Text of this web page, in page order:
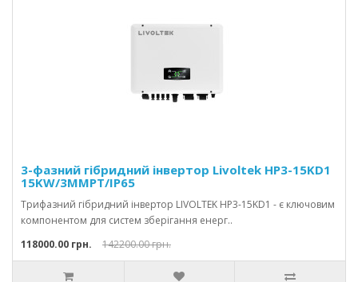
3-фазний гібридний інвертор Livoltek HP3-15KD1
15KW/3MMPT/IP65
Трифазний гібридний інвертор LIVOLTEK HP3-15KD1 - є ключовим
компонентом для систем зберігання енерг..
118000.00 грн. 142200.00 грн.